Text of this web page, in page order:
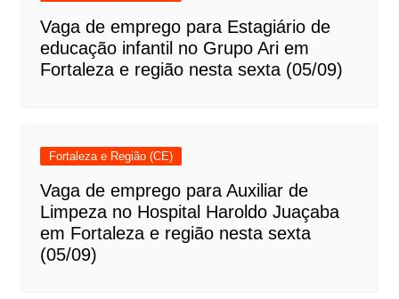
Vaga de emprego para Estagiário de
educação infantil no Grupo Ari em
Fortaleza e região nesta sexta (05/09)
Fortaleza e Região (CE)
Vaga de emprego para Auxiliar de
Limpeza no Hospital Haroldo Juaçaba
em Fortaleza e região nesta sexta
(05/09)